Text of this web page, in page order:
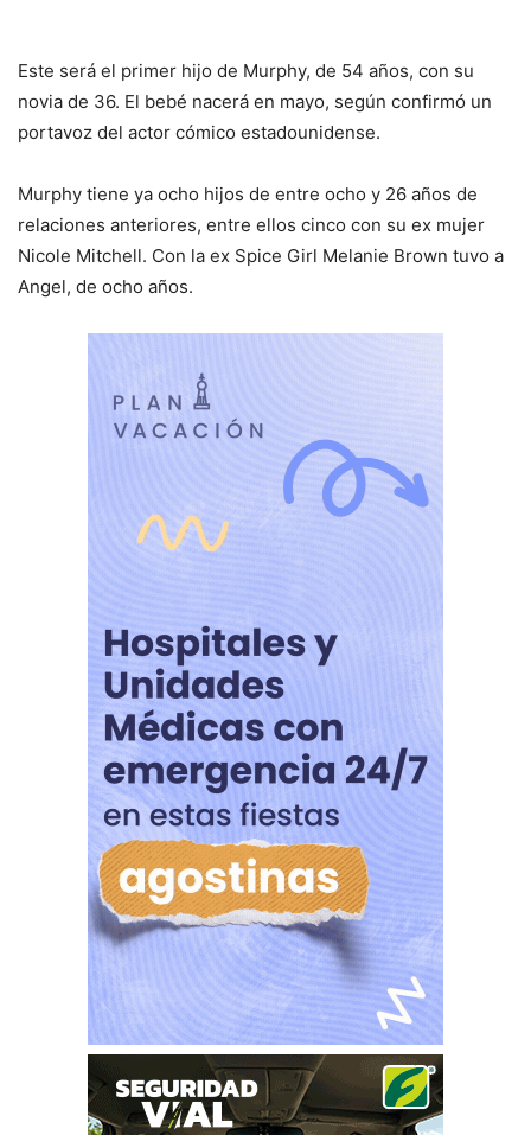
Este será el primer hijo de Murphy, de 54 años, con su
novia de 36. El bebé nacerá en mayo, según confirmó un
portavoz del actor cómico estadounidense.
Murphy tiene ya ocho hijos de entre ocho y 26 años de
relaciones anteriores, entre ellos cinco con su ex mujer
Nicole Mitchell. Con la ex Spice Girl Melanie Brown tuvo a
Angel, de ocho años.